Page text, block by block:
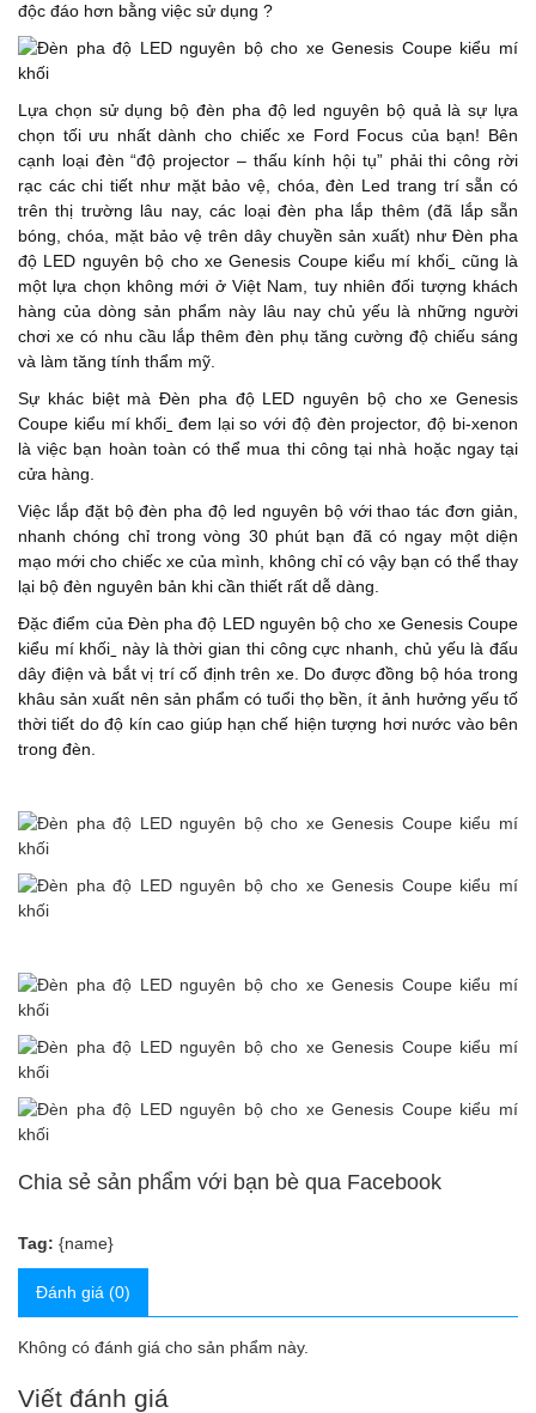
độc đáo hơn bằng việc sử dụng ?
Lựa chọn sử dụng bộ đèn pha độ led nguyên bộ quả là sự lựa
chọn tối ưu nhất dành cho chiếc xe Ford Focus của bạn! Bên
cạnh loại đèn “độ projector – thấu kính hội tụ” phải thi công rời
rạc các chi tiết như mặt bảo vệ, chóa, đèn Led trang trí sẵn có
trên thị trường lâu nay, các loại đèn pha lắp thêm (đã lắp sẵn
bóng, chóa, mặt bảo vệ trên dây chuyền sản xuất) như Đèn pha
độ LED nguyên bộ cho xe Genesis Coupe kiểu mí khối
cũng là
một lựa chọn không mới ở Việt Nam, tuy nhiên đối tượng khách
hàng của dòng sản phẩm này lâu nay chủ yếu là những người
chơi xe có nhu cầu lắp thêm đèn phụ tăng cường độ chiếu sáng
và làm tăng tính thẩm mỹ.
Sự khác biệt mà Đèn pha độ LED nguyên bộ cho xe Genesis
Coupe kiểu mí khối
đem lại so với độ đèn projector, độ bi-xenon
là việc bạn hoàn toàn có thể mua thi công tại nhà hoặc ngay tại
cửa hàng.
Việc lắp đặt bộ đèn pha độ led nguyên bộ với thao tác đơn giản,
nhanh chóng chỉ trong vòng 30 phút bạn đã có ngay một diện
mạo mới cho chiếc xe của mình, không chỉ có vậy bạn có thể thay
lại bộ đèn nguyên bản khi cần thiết rất dễ dàng.
Đặc điểm của Đèn pha độ LED nguyên bộ cho xe Genesis Coupe
kiểu mí khối
này là thời gian thi công cực nhanh, chủ yếu là đấu
dây điện và bắt vị trí cố định trên xe. Do được đồng bộ hóa trong
khâu sản xuất nên sản phẩm có tuổi thọ bền, ít ảnh hưởng yếu tố
thời tiết do độ kín cao giúp hạn chế hiện tượng hơi nước vào bên
trong đèn.
Chia sẻ sản phẩm với bạn bè qua Facebook
Tag: {name}
Đánh giá (0)
Không có đánh giá cho sản phẩm này.
Viết đánh giá